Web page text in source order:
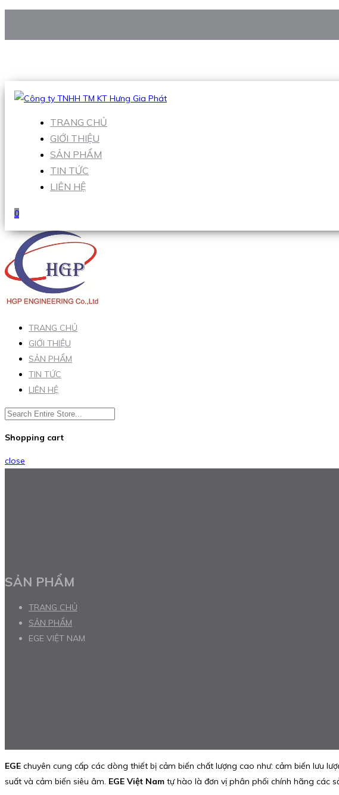
Hotline:0938 906 663
TRANG CHỦ
GIỚI THIỆU
SẢN PHẨM
TIN TỨC
LIÊN HỆ
0
TRANG CHỦ
GIỚI THIỆU
SẢN PHẨM
TIN TỨC
LIÊN HỆ
Shopping cart
close
SẢN PHẨM
TRANG CHỦ
SẢN PHẨM
EGE VIỆT NAM
EGE chuyên cung cấp các dòng thiết bị cảm biến chất lượng cao như: cảm biến lưu
suất và cảm biến siêu âm. EGE Việt Nam tự hào là đơn vị phân phối chính hãng các